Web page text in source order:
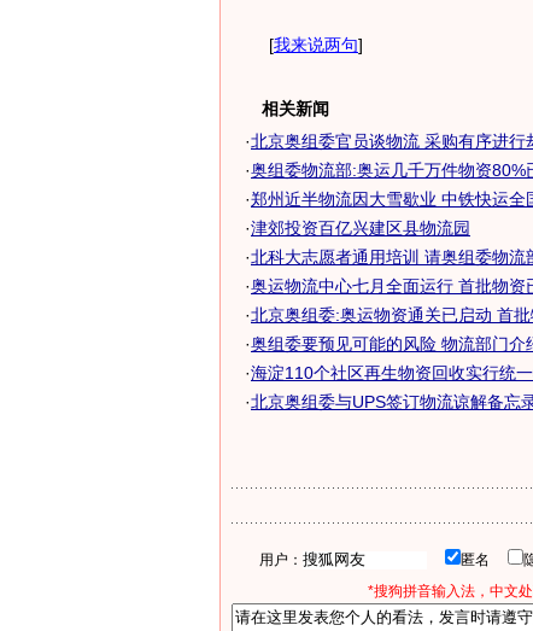
[我来说两句]
相关新闻
·北京奥组委官员谈物流 采购有序进行
·奥组委物流部:奥运几千万件物资80%
·郑州近半物流因大雪歇业 中铁快运全
·津郊投资百亿兴建区县物流园
·北科大志愿者通用培训 请奥组委物流
·奥运物流中心七月全面运行 首批物资
·北京奥组委:奥运物资通关已启动 首
·奥组委要预见可能的风险 物流部门介
·海淀110个社区再生物资回收实行统
·北京奥组委与UPS签订物流谅解备忘
用户： 匿名
*搜狗拼音输入法，中文